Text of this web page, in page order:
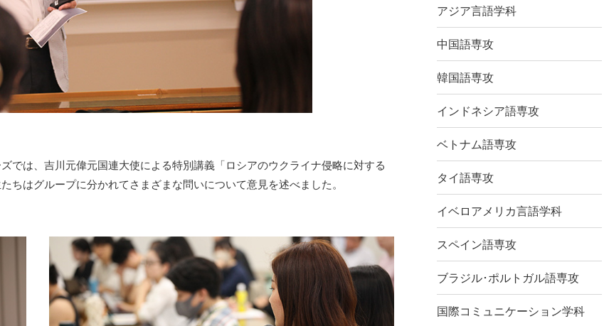
は、吉川元偉元国連大使による特別講義「ロシアのウクライナ侵略に対する
はグループに分かれてさまざまな問いについて意見を述べました。
アジア言語学科
中国語専攻
韓国語専攻
インドネシア語専攻
ベトナム語専攻
タイ語専攻
イベロアメリカ言語学科
スペイン語専攻
ブラジル･ポルトガル語専攻
国際コミュニケーション学科